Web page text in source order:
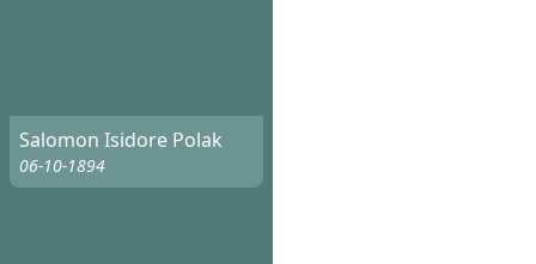
Salomon Isidore Polak
06-10-1894